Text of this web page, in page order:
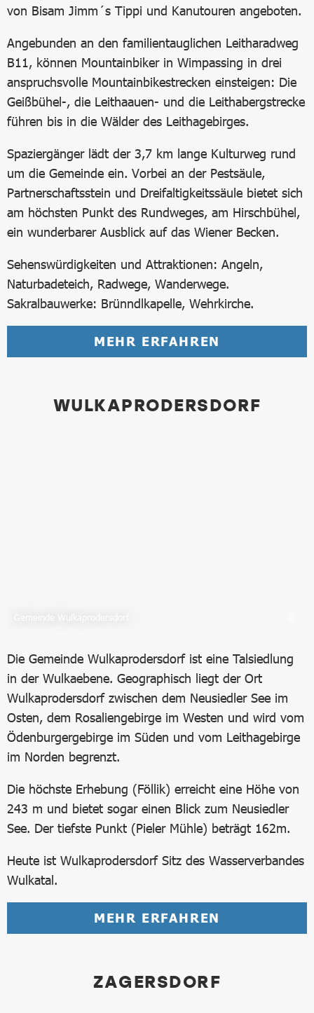
von Bisam Jimm´s Tippi und Kanutouren angeboten.
Angebunden an den familientauglichen Leitharadweg
B11, können Mountainbiker in Wimpassing in drei
anspruchsvolle Mountainbikestrecken einsteigen: Die
Geißbühel-, die Leithaauen- und die Leithabergstrecke
führen bis in die Wälder des Leithagebirges.
Spaziergänger lädt der 3,7 km lange Kulturweg rund
um die Gemeinde ein. Vorbei an der Pestsäule,
Partnerschaftsstein und Dreifaltigkeitssäule bietet sich
am höchsten Punkt des Rundweges, am Hirschbühel,
ein wunderbarer Ausblick auf das Wiener Becken.
Sehenswürdigkeiten und Attraktionen: Angeln,
Naturbadeteich, Radwege, Wanderwege.
Sakralbauwerke: Brünndlkapelle, Wehrkirche.
MEHR ERFAHREN
WULKAPRODERSDORF
Die Gemeinde Wulkaprodersdorf ist eine Talsiedlung
in der Wulkaebene. Geographisch liegt der Ort
Wulkaprodersdorf zwischen dem Neusiedler See im
Osten, dem Rosaliengebirge im Westen und wird vom
Ödenburgergebirge im Süden und vom Leithagebirge
im Norden begrenzt.
Die höchste Erhebung (Föllik) erreicht eine Höhe von
243 m und bietet sogar einen Blick zum Neusiedler
See. Der tiefste Punkt (Pieler Mühle) beträgt 162m.
Heute ist Wulkaprodersdorf Sitz des Wasserverbandes
Wulkatal.
MEHR ERFAHREN
ZAGERSDORF